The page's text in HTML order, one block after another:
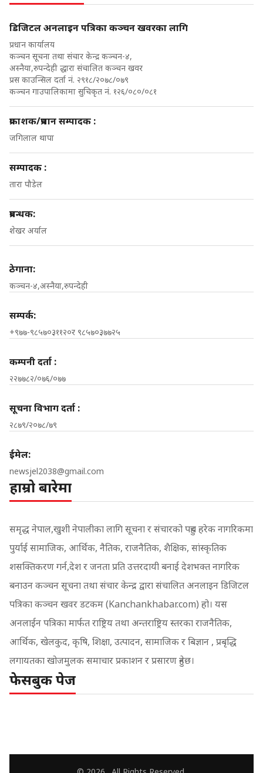
डिजिटल अनलाइन पत्रिका कञ्चन खवरका लागि
प्रधान कार्यालय
कञ्चन सूचना तथा संचार केन्द्र कञ्चन-४,
अस्नैया,रुपन्देही द्धारा संचालित कञ्चन खवर
प्रस काउन्सिल दर्ता नं. २९१८/२०७८/०७९
कञ्चन गाउपालिकामा सुचिकृत नं. १२६/०८०/०८१
प्रकाशक/प्रधान सम्पादक :
जगिलाल थापा
सम्पादक :
तारा पौडेल
प्रबन्धक:
शेखर अर्याल
ठेगाना:
कञ्चन-४,अस्नैया,रुपन्देही
सम्पर्क:
+९७७-९८५७०३११२०र ९८५७०३७७२५
कम्पनी दर्ता :
२२७७८२/०७६/०७७
सूचना विभाग दर्ता :
२८७९/२०७८/७९
ईमेल:
newsjel2038@gmail.com
हाम्रो बारेमा
समृद्ध नेपाल,खुशी नेपालीका लागि सूचना र संचारको पहुच हरेक नागरिकमा
पुर्याई सामाजिक, आर्थिक, नैतिक, राजनैतिक, शैक्षिक, सांस्कृतिक
शसक्तिकरण गर्न,देश र जनता प्रति उत्तरदायी बनाई देशभक्त नागरिक
बनाउन कञ्चन सूचना तथा संचार केन्द्र द्वारा संचालित अनलाइन डिजिटल
पत्रिका कञ्चन खवर डटकम (Kanchankhabar.com) हो। यस
अनलाईन पत्रिका मार्फत राष्ट्रिय तथा अन्तराष्ट्रिय स्तरका राजनैतिक,
आर्थिक, खेलकुद, कृषि, शिक्षा, उत्पादन, सामाजिक र बिज्ञान , प्रबृद्धि
लगायतका खोजमुलक समाचार प्रकाशन र प्रसारण हुनेछ।
फेसबुक पेज